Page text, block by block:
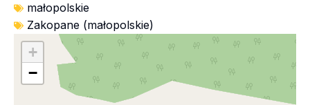
małopolskie
Zakopane (małopolskie)
+
−